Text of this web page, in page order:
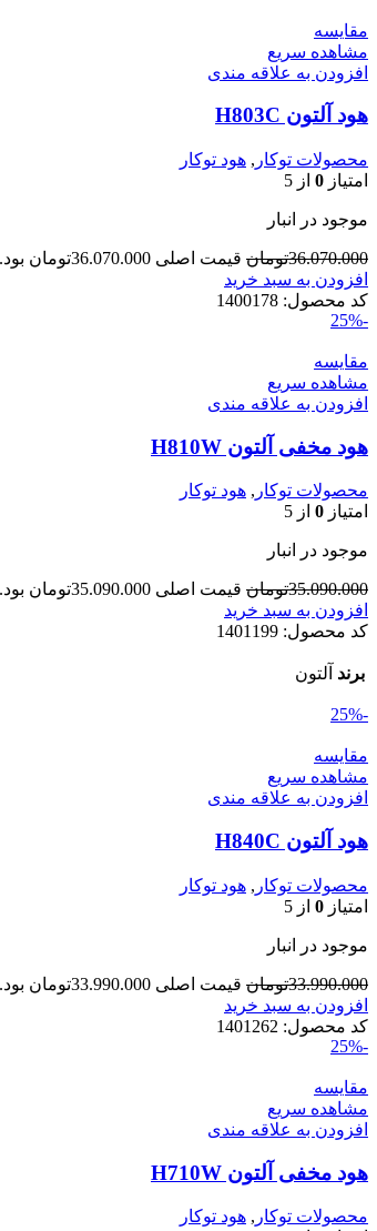
مقایسه
مشاهده سریع
افزودن به علاقه مندی
هود آلتون H803C
محصولات توکار , هود توکار
امتیاز 0 از 5
موجود در انبار
36.070.000تومان قیمت اصلی 36.070.000تومان بود.
افزودن به سبد خرید
کد محصول: 1400178
-25%
مقایسه
مشاهده سریع
افزودن به علاقه مندی
هود مخفی آلتون H810W
محصولات توکار , هود توکار
امتیاز 0 از 5
موجود در انبار
35.090.000تومان قیمت اصلی 35.090.000تومان بود.
افزودن به سبد خرید
کد محصول: 1401199
برند آلتون
-25%
مقایسه
مشاهده سریع
افزودن به علاقه مندی
هود آلتون H840C
محصولات توکار , هود توکار
امتیاز 0 از 5
موجود در انبار
33.990.000تومان قیمت اصلی 33.990.000تومان بود.
افزودن به سبد خرید
کد محصول: 1401262
-25%
مقایسه
مشاهده سریع
افزودن به علاقه مندی
هود مخفی آلتون H710W
محصولات توکار , هود توکار